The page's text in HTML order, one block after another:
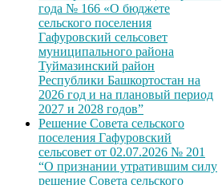
года № 166 «О бюджете
сельского поселения
Гафуровский сельсовет
муниципального района
Туймазинский район
Республики Башкортостан на
2026 год и на плановый период
2027 и 2028 годов”
Решение Совета сельского
поселения Гафуровский
сельсовет от 02.07.2026 № 201
“О признании утратившим силу
решение Совета сельского